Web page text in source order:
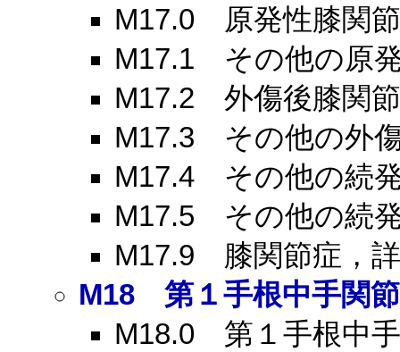
M17.0 原発性膝関
M17.1 その他の原
M17.2 外傷後膝関
M17.3 その他の外
M17.4 その他の続
M17.5 その他の続
M17.9 膝関節症，
M18 第１手根中手関
M18.0 第１手根中